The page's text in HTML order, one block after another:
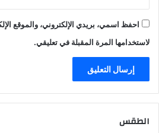
احفظ اسمي، بريدي الإلكتروني، والموقع
لاستخدامها المرة المقبلة في تعليقي.
الطقس